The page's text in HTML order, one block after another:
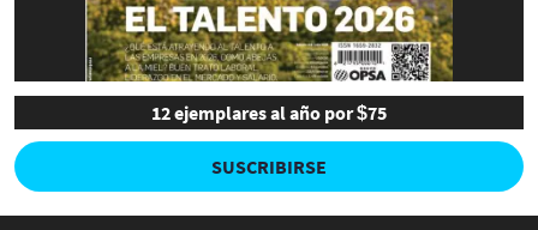
12 ejemplares al año por $75
SUSCRIBIRSE